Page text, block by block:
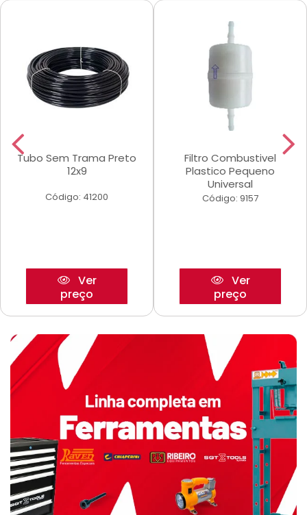
Tubo Sem Trama Preto
12x9
Código: 41200
Ver
preço
Filtro Combustivel
Plastico Pequeno
Universal
Código: 9157
Ver
preço